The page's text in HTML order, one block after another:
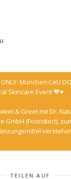
München CeU
Skincare Event 🧡♥️
& Greet mit Dr.
GmbH (Foondiert),
TEILEN AUF